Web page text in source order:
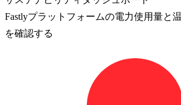
Fastlyプラットフォームの電力使用量と
を確認する